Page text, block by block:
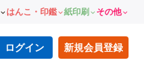
はんこ・印鑑 紙印刷 その他
ログイン 新規会員登録